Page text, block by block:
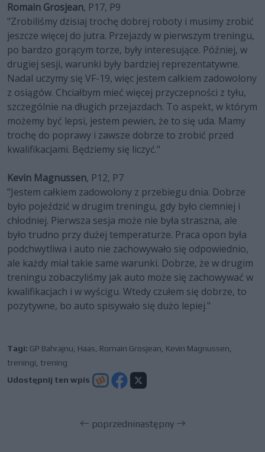
Romain Grosjean, P17, P9
"Zrobiliśmy dzisiaj trochę dobrej roboty i musimy zrobić
jeszcze więcej do jutra. Przejazdy w pierwszym treningu,
po bardzo gorącym torze, były interesujące. Później, w
drugiej sesji, warunki były bardziej reprezentatywne.
Nadal uczymy się VF-19, więc jestem całkiem zadowolony
z osiągów. Chciałbym mieć więcej przyczepności z tyłu,
szczególnie na długich przejazdach. To aspekt, w którym
możemy być lepsi, jestem pewien, że to się uda. Mamy
trochę do poprawy i zawsze dobrze to zrobić przed
kwalifikacjami. Będziemy się liczyć."
Kevin Magnussen, P12, P7
"Jestem całkiem zadowolony z przebiegu dnia. Dobrze
było pojeździć w drugim treningu, gdy było ciemniej i
chłodniej. Pierwsza sesja może nie była straszna, ale
było trudno przy dużej temperaturze. Praca opon była
podchwytliwa i auto nie zachowywało się odpowiednio,
ale każdy miał takie same warunki. Dobrze, że w drugim
treningu zobaczyliśmy jak auto może się zachowywać w
kwalifikacjach i w wyścigu. Wtedy czułem się dobrze, to
pozytywne, bo auto spisywało się dużo lepiej."
Tagi: GP Bahrajnu Haas Romain Grosjean Kevin Magnussen
treningi trening
Udostępnij ten wpis
poprzedninastępny